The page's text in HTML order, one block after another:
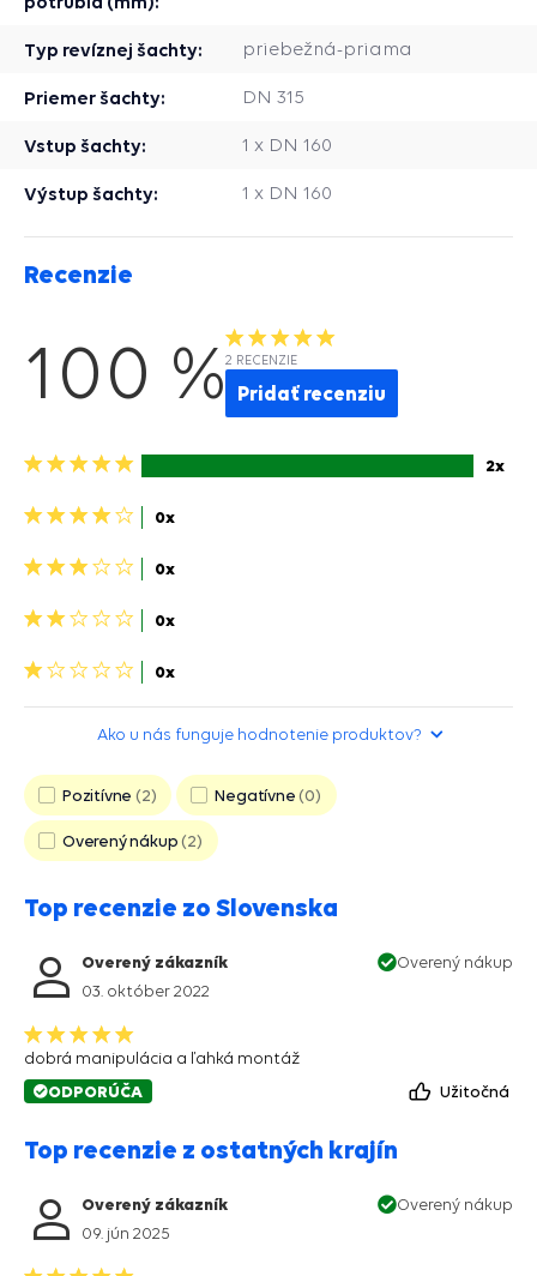
Typ revíznej šachty: priebežná-priama
Priemer šachty: DN 315
Vstup šachty: 1 x DN 160
Výstup šachty: 1 x DN 160
Recenzie
100 %2 RECENZIE
Pridať recenziu
5
2x
4
0x
3
0x
2
0x
1
0x
Ako u nás funguje hodnotenie produktov?
Pozitívne 2 Negatívne 0
Overený nákup 2
Top recenzie zo Slovenska
Overený zákazník
03. október 2022
Overený nákup
dobrá manipulácia a ľahká montáž
ODPORÚČA
Užitočná
Top recenzie z ostatných krajín
Overený zákazník
09. jún 2025
Overený nákup